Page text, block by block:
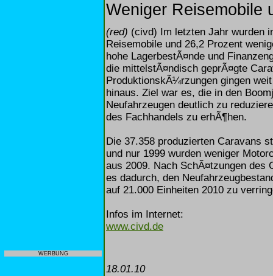
WERBUNG
Weniger Reisemobile
(red) (civd) Im letzten Jahr wurden
Reisemobile und 26,2 Prozent
hohe LagerbestÃ¤nde und
die mittelstÃ¤ndisch geprÃ¤gte
ProduktionskÃ¼rzungen gingen
hinaus. Ziel war es, die in den
Neufahrzeugen deutlich zu
des Fachhandels zu erhÃ¶hen.
Die 37.358 produzierten Caravans
und nur 1999 wurden weniger
aus 2009. Nach SchÃ¤tzungen des
es dadurch, den
auf 21.000 Einheiten 2010 zu
Infos im Internet:
www.civd.de
18.01.10